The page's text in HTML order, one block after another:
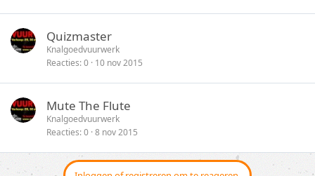
Quizmaster
Knalgoedvuurwerk
Reacties 0 10 nov 2015
Mute The Flute
Knalgoedvuurwerk
Reacties 0 8 nov 2015